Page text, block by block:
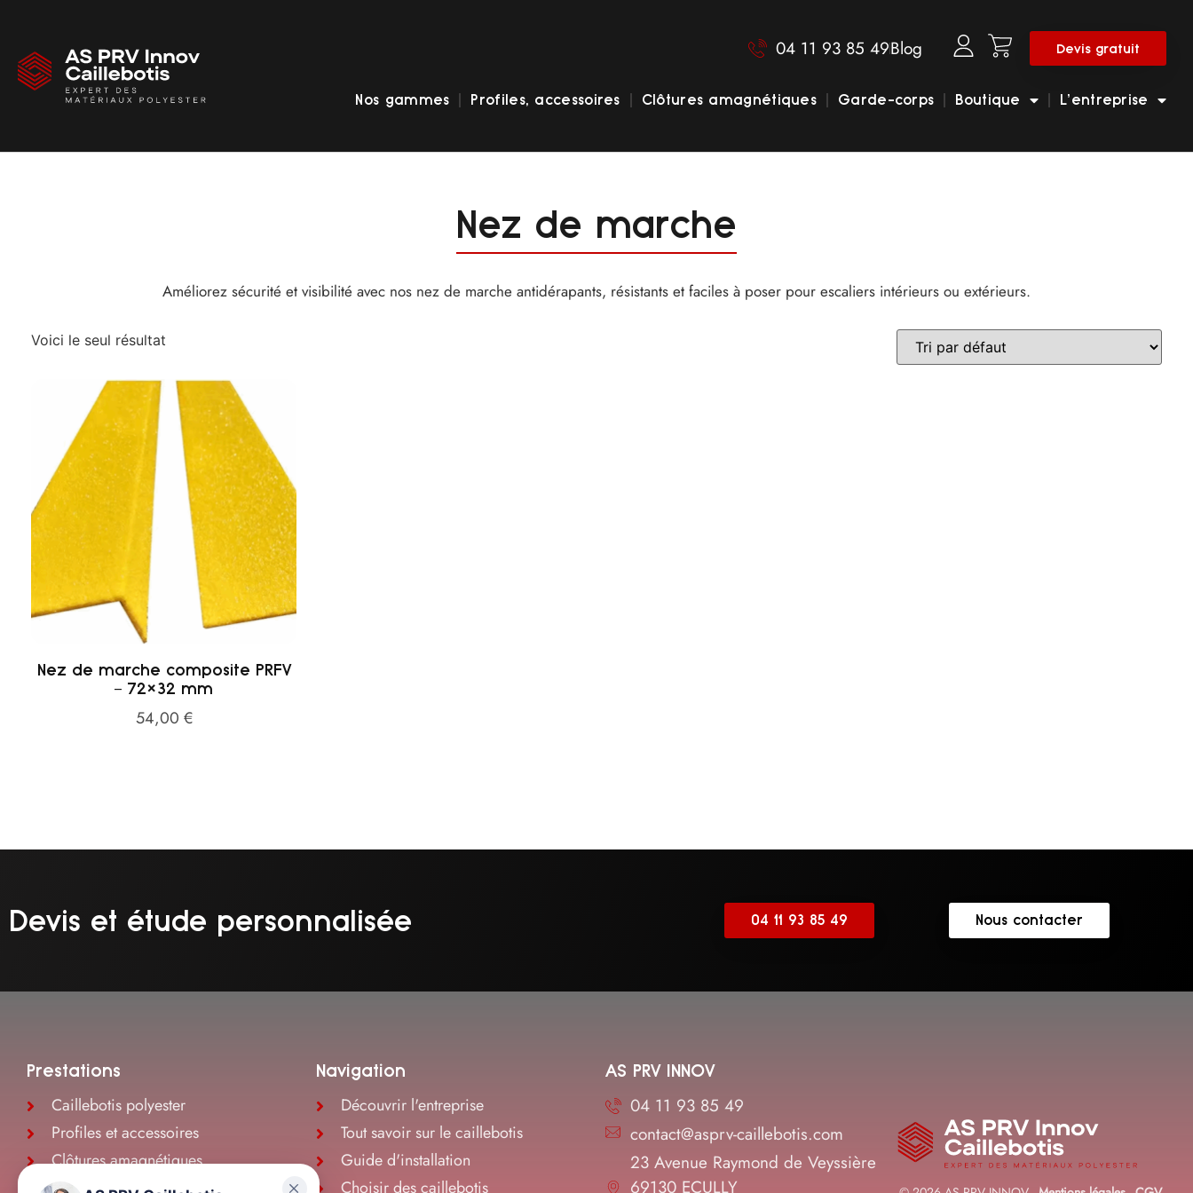
04 11 93 85 49Blog Devis gratuit
Nos gammes Profiles, accessoires Clôtures amagnétiques Garde-corps Boutique L’entreprise
Nez de marche
Améliorez sécurité et visibilité avec nos nez de marche antidérapants, résistants et faciles à poser pour escaliers intérieurs ou extérieurs.
Voici le seul résultat
Nez de marche composite PRFV
– 72×32 mm
54,00 €
Devis et étude personnalisée 04 11 93 85 49 Nous contacter
Prestations
Caillebotis polyester
Profiles et accessoires
Clôtures amagnétiques
Lames composites
Navigation
Découvrir l'entreprise
Tout savoir sur le caillebotis
Guide d'installation
Choisir des caillebotis
AS PRV INNOV
04 11 93 85 49
contact@asprv-caillebotis.com
23 Avenue Raymond de Veyssière
69130 ECULLY